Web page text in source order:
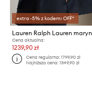
extra -5% z kodem: OFF*
Cena aktualna:
1239,90 zł
Cena regularna:1799,90 zł
Najniższa cena:1349,90 zł